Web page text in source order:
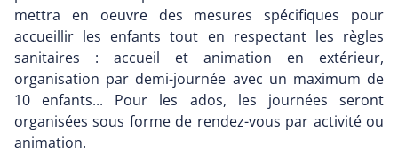
mettra en oeuvre des mesures spécifiques pour
accueillir les enfants tout en respectant les règles
sanitaires : accueil et animation en extérieur,
organisation par demi-journée avec un maximum de
10 enfants... Pour les ados, les journées seront
organisées sous forme de rendez-vous par activité ou
animation.